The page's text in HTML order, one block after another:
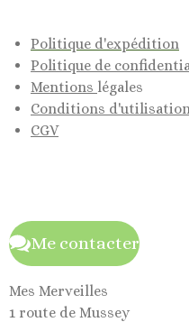
Politique d'expédition
Politique de
Mentions légales
Conditions
CGV
Me contacter
Mes Merveilles
1 route de Mussey